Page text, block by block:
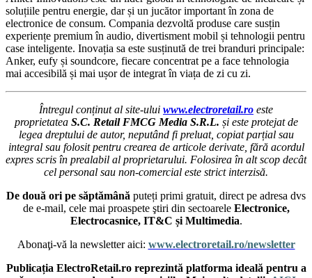
soluțiile pentru energie, dar și un jucător important în zona de
electronice de consum. Compania dezvoltă produse care susțin
experiențe premium în audio, divertisment mobil și tehnologii pentru
case inteligente. Inovația sa este susținută de trei branduri principale:
Anker, eufy și soundcore, fiecare concentrat pe a face tehnologia
mai accesibilă și mai ușor de integrat în viața de zi cu zi.
Întregul conținut al site-ului www.electroretail.ro este
proprietatea S.C. Retail FMCG Media S.R.L. și este protejat de
legea dreptului de autor, neputând fi preluat, copiat parțial sau
integral sau folosit pentru crearea de articole derivate, fără acordul
expres scris în prealabil al proprietarului. Folosirea în alt scop decât
cel personal sau non-comercial este strict interzisă.
De două ori pe săptămână puteți primi gratuit, direct pe adresa dvs
de e-mail, cele mai proaspete ştiri din sectoarele Electronice,
Electrocasnice, IT&C și Multimedia.
Abonaţi-vă la newsletter aici: www.electroretail.ro/newsletter
Publicația ElectroRetail.ro reprezintă platforma ideală pentru a